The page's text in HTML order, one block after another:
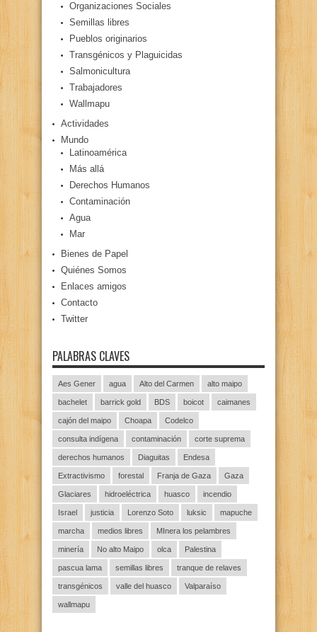
Organizaciones Sociales
Semillas libres
Pueblos originarios
Transgénicos y Plaguicidas
Salmonicultura
Trabajadores
Wallmapu
Actividades
Mundo
Latinoamérica
Más allá
Derechos Humanos
Contaminación
Agua
Mar
Bienes de Papel
Quiénes Somos
Enlaces amigos
Contacto
Twitter
PALABRAS CLAVES
Aes Gener agua Alto del Carmen alto maipo
bachelet barrick gold BDS boicot caimanes
cajón del maipo Choapa Codelco
consulta indígena contaminación corte suprema
derechos humanos Diaguitas Endesa
Extractivismo forestal Franja de Gaza Gaza
Glaciares hidroeléctrica huasco incendio
Israel justicia Lorenzo Soto luksic mapuche
marcha medios libres MInera los pelambres
minería No alto Maipo olca Palestina
pascua lama semillas libres tranque de relaves
transgénicos valle del huasco Valparaíso
wallmapu